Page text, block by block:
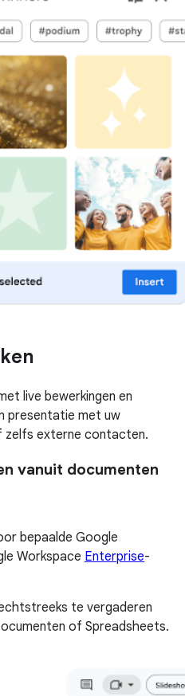
live bewerkingen en
presentatie met uw
zelfs externe contacten.
vanuit documenten
bepaalde Google
Workspace Enterprise-
te vergaderen
of Spreadsheets.